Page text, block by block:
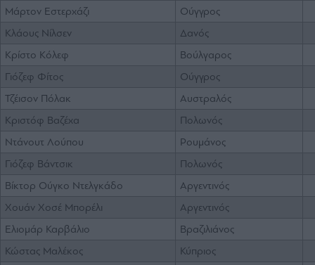
Μάρτον Εστερχάζι
Ούγγρος
Κλάους Νίλσεν
Δανός
Κρίστο Κόλεφ
Βούλγαρος
Γιόζεφ Φίτος
Ούγγρος
Τζέισον Πόλακ
Αυστραλός
Κριστόφ Βαζέχα
Πολωνός
Ντάνουτ Λούπου
Ρουμάνος
Γιόζεφ Βάντσικ
Πολωνός
Βίκτορ Ούγκο Ντελγκάδο
Αργεντινός
Χουάν Χοσέ Μπορέλι
Αργεντινός
Ελιομάρ Καρβάλιο
Βραζιλιάνος
Κώστας Μαλέκος
Κύπριος